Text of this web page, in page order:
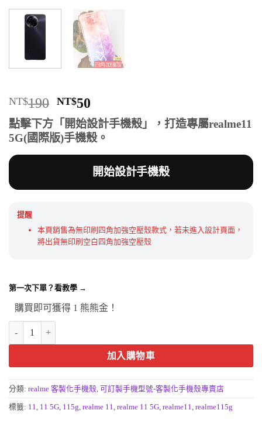
NT$190 原
始
價
格：
NT$190。
NT$50
前
價
格：
NT$50。
點擊下方「開始設計手機殼」，打造專屬realme11
5G(國際版)手機殼。
開始設計手機殼
提醒
本頁銷售為無印刷四角加強空壓殼款式，若未進入設計頁面，
將出貨無印刷空白四角加強空壓殼
第一次下單？看教學 →
購買即可獲得 1 熊熊金！
加入購物車
分類: realme 客製化手機殼, 可訂製手機型號-客製化手機殼專賣店
標籤: 11, 11 5G, 115g, realme 11, realme 11 5G, realme11, realme115g